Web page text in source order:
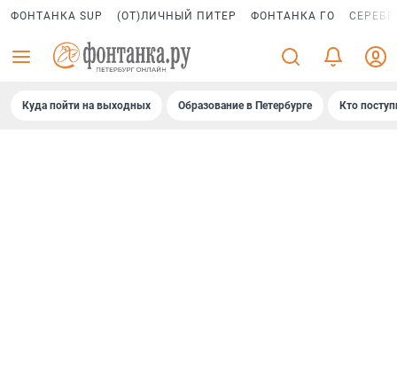
ФОНТАНКА SUP (ОТ)ЛИЧНЫЙ ПИТЕР ФОНТАНКА ГО
Куда пойти на выходных Образование в Петербурге Кто